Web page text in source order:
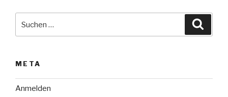
nach:
META
Anmelden